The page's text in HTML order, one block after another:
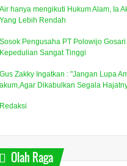
Air hanya mengikuti Hukum Alam, Ia
Yang Lebih Rendah
Sosok Pengusaha PT Polowijo
Kepedulian Sangat Tinggi
Gus Zakky Ingatkan : "Jangan Lupa
akum,Agar Dikabulkan Segala
Redaksi
Olah Raga